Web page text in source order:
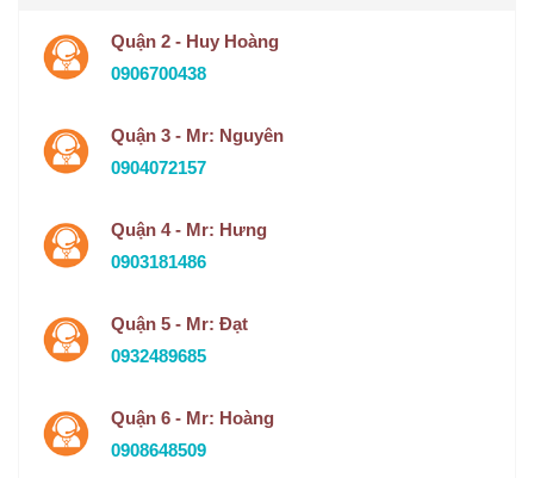
Quận 2 - Huy Hoàng
0906700438
Quận 3 - Mr: Nguyên
0904072157
Quận 4 - Mr: Hưng
0903181486
Quận 5 - Mr: Đạt
0932489685
Quận 6 - Mr: Hoàng
0908648509